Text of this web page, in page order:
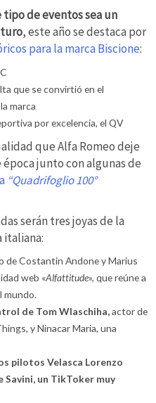
de eventos sea un
, este año se destaca por
para la marca Biscione:
que se convirtió en el
marca
por excelencia, el QV
que Alfa Romeo deje
junto con algunas de
“Quadrifoglio 100°
serán tres joyas de la
italiana:
de Costantin Andone y Marius
web «Alfattitude», que reúne a
mundo.
de Tom Wlaschiha,actor de
y Ninacar Maria, una
pilotos Velasca Lorenzo
Savini, un TikToker muy